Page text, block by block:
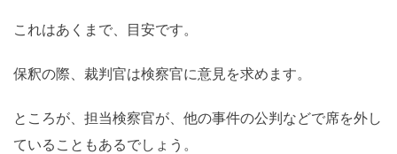
これはあくまで、目安です。
保釈の際、裁判官は検察官に意見を求めます。
ところが、担当検察官が、他の事件の公判などで席を外し
ていることもあるでしょう。